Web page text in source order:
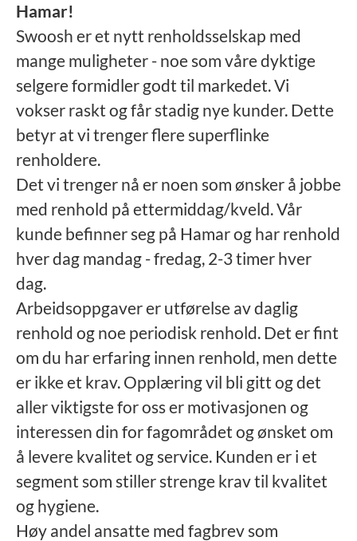
Hamar!
Swoosh er et nytt renholdsselskap med
mange muligheter - noe som våre dyktige
selgere formidler godt til markedet. Vi
vokser raskt og får stadig nye kunder. Dette
betyr at vi trenger flere superflinke
renholdere.
Det vi trenger nå er noen som ønsker å jobbe
med renhold på ettermiddag/kveld. Vår
kunde befinner seg på Hamar og har renhold
hver dag mandag - fredag, 2-3 timer hver
dag.
Arbeidsoppgaver er utførelse av daglig
renhold og noe periodisk renhold. Det er fint
om du har erfaring innen renhold, men dette
er ikke et krav. Opplæring vil bli gitt og det
aller viktigste for oss er motivasjonen og
interessen din for fagområdet og ønsket om
å levere kvalitet og service. Kunden er i et
segment som stiller strenge krav til kvalitet
og hygiene.
Høy andel ansatte med fagbrev som